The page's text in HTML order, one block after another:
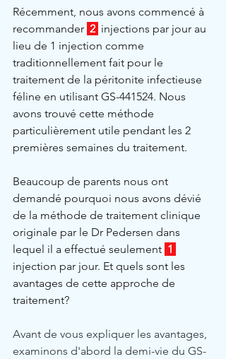
Récemment, nous avons commencé à
recommander 2 injections par jour au
lieu de 1 injection comme
traditionnellement fait pour le
traitement de la péritonite infectieuse
féline en utilisant GS-441524. Nous
avons trouvé cette méthode
particulièrement utile pendant les 2
premières semaines du traitement.
Beaucoup de parents nous ont
demandé pourquoi nous avons dévié
de la méthode de traitement clinique
originale par le Dr Pedersen dans
lequel il a effectué seulement 1
injection par jour. Et quels sont les
avantages de cette approche de
traitement?
Avant de vous expliquer les avantages,
examinons d'abord la demi-vie du GS-